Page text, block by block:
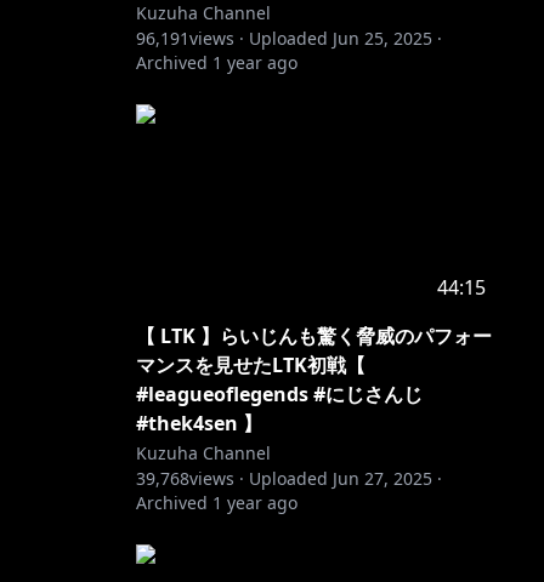
Kuzuha Channel
96,191views · Uploaded Jun 25, 2025 ·
Archived 1 year ago
44:15
【 LTK 】らいじんも驚く脅威のパフォー
マンスを見せたLTK初戦【
#leagueoflegends #にじさんじ
#thek4sen 】
Kuzuha Channel
39,768views · Uploaded Jun 27, 2025 ·
Archived 1 year ago